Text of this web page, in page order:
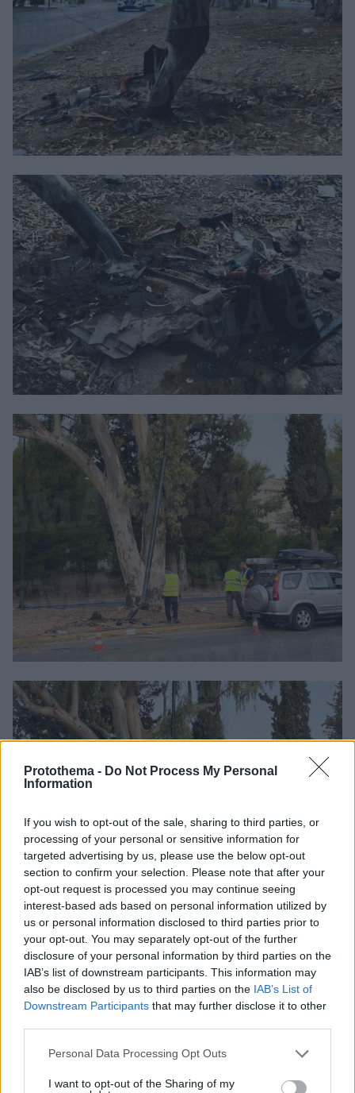
Protothema - Do Not Process My Personal
Information
If you wish to opt-out of the sale, sharing to third parties, or
processing of your personal or sensitive information for
targeted advertising by us, please use the below opt-out
section to confirm your selection. Please note that after your
opt-out request is processed you may continue seeing
interest-based ads based on personal information utilized by
us or personal information disclosed to third parties prior to
your opt-out. You may separately opt-out of the further
disclosure of your personal information by third parties on the
IAB’s list of downstream participants. This information may
also be disclosed by us to third parties on the IAB’s List of
Downstream Participants that may further disclose it to other
Please note that this website/app uses one or more Google
not limited to your visit or usage behaviour. You may click to
Personal Data Processing Opt Outs
I want to opt-out of the Sharing of my